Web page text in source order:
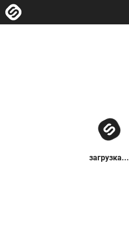
загрузка...